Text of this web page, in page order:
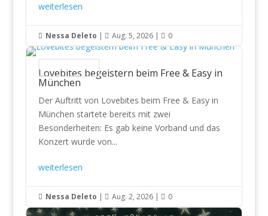
weiterlesen
 Nessa Deleto |  Aug. 5, 2026|  0
Konzertberichte
Lovebites begeistern beim Free & Easy in
München
Der Auftritt von Lovebites beim Free & Easy in
München startete bereits mit zwei
Besonderheiten: Es gab keine Vorband und das
Konzert wurde von...
weiterlesen
 Nessa Deleto |  Aug. 2, 2026|  0